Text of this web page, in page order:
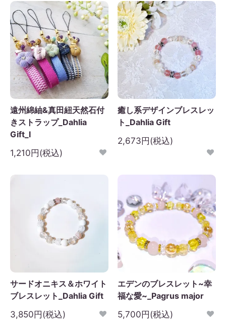
月 火 金 土
2 3 4
7 8 9 10 11
14 15 16 17 18
21 22 23 24 25 26
28 30
遠州綿紬&真田紐天然石付
きストラップ_Dahlia
Gift_I
1,210円(税込)
癒し系デザインブレスレッ
ト_Dahlia Gift
2,673円(税込)
サードオニキス＆ホワイト
ブレスレット_Dahlia Gift
3,850円(税込)
エデンのブレスレット~幸
福な愛~_Pagrus major
5,700円(税込)